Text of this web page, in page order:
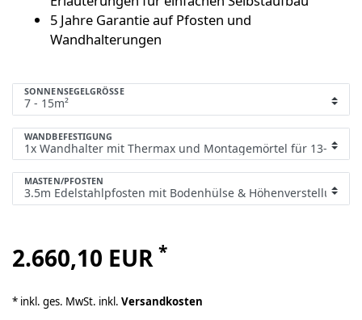
5 Jahre Garantie auf Pfosten und
Wandhalterungen
SONNENSEGELGRÖSSE
WANDBEFESTIGUNG
MASTEN/PFOSTEN
2.660,10 EUR *
* inkl. ges. MwSt. inkl. Versandkosten